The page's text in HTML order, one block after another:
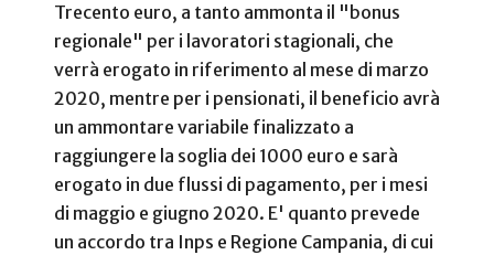
Trecento euro, a tanto ammonta il "bonus
regionale" per i lavoratori stagionali, che
verrà erogato in riferimento al mese di marzo
2020, mentre per i pensionati, il beneficio avrà
un ammontare variabile finalizzato a
raggiungere la soglia dei 1000 euro e sarà
erogato in due flussi di pagamento, per i mesi
di maggio e giugno 2020. E' quanto prevede
un accordo tra Inps e Regione Campania, di cui